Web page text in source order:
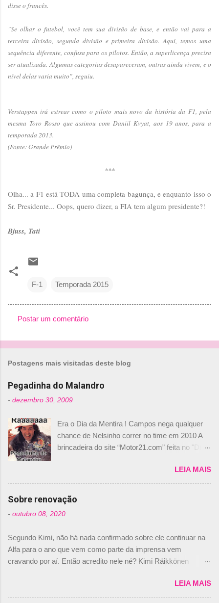
disse o francês.
"Se olhar o futebol, você tem sua divisão de base, e então vai para a
terceira divisão, segunda divisão e primeira divisão. Aqui, temos uma
sequência diferente, confusa para os pilotos. Então, a superlicença precisa
ser atualizada. Algumas categorias desapareceram, outras ainda vivem, e o
nível delas varia muito", seguiu.
Verstappen irá estrear como o piloto mais novo da história da F1, pela
mesma Toro Rosso que assinou com Daniil Kvyat, aos 19 anos, para a
temporada 2013.
(Fonte: Grande Prêmio)
***
Olha... a F1 está TODA uma completa bagunça, e enquanto isso o
Sr. Presidente... Oops, quero dizer, a FIA tem algum presidente?!
Bjuss, Tati
F-1 Temporada 2015
o
n
t
r
i
o
Postar um comentário
Postagens mais visitadas deste blog
Pegadinha do Malandro
- dezembro 30, 2009
Era o Dia da Mentira ! Campos nega qualquer
chance de Nelsinho correr no time em 2010 A
brincadeira do site “Motor21.com” feita no "Día
de abril –, afirmando que Nelson Piquet havia
comprado 15% das ações da Campos, dando,
com isso, um lugar no time a Nelsinho Piquet,
foi esclarecida de uma vez por todas por
Daniele Audetto, diretor da escuderia. O
não será o companheiro de Bruno Senna em
2010. "Na verdade, nós recebemos uma oferta
de Piquet", admitiu Audetto. “Mas depois de ter
dois brasileiros”, explicou, dizendo ainda que
não tem nada contra o filho do tricampeão
LEIA MAIS
Sobre renovação
- outubro 08, 2020
Segundo Kimi, não há nada confirmado sobre ele continuar na
Alfa para o ano que vem como parte da imprensa vem
cravando por aí. Então acredito nele né? Kimi Räikkönen
truth but I’ve never had an option in my contract so that’s
should, pretty much, tell you that it’s not true." #Kimi7 #EifelGP
LEIA MAIS